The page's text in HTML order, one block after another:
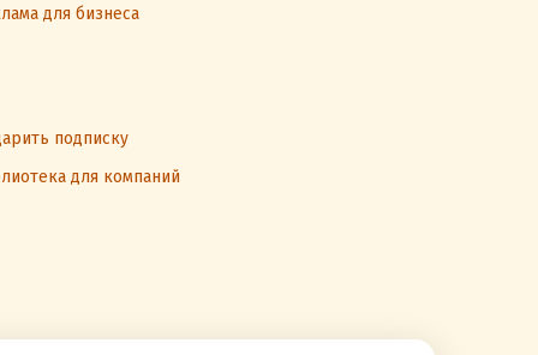
для бизнеса
подписку
для компаний